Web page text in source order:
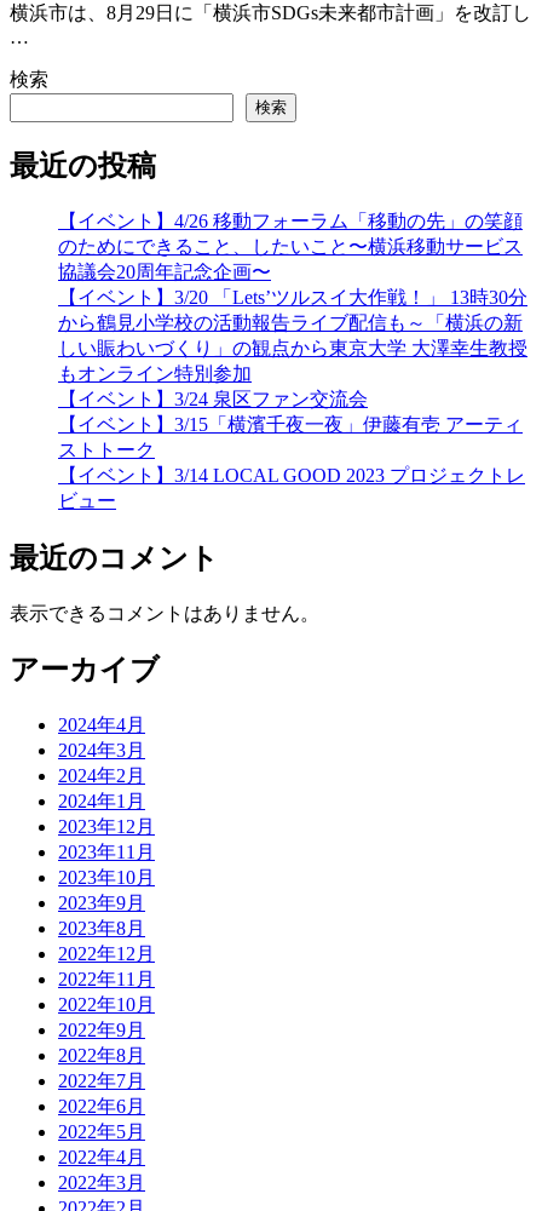
横浜市は、8月29日に「横浜市SDGs未来都市計画」を改訂し
…
検索
検索
最近の投稿
【イベント】4/26 移動フォーラム「移動の先」の笑顔
のためにできること、したいこと〜横浜移動サービス
協議会20周年記念企画〜
【イベント】3/20 「Lets’ツルスイ大作戦！」 13時30分
から鶴見小学校の活動報告ライブ配信も～「横浜の新
しい賑わいづくり」の観点から東京大学 大澤幸生教授
もオンライン特別参加
【イベント】3/24 泉区ファン交流会
【イベント】3/15「横濱千夜一夜」伊藤有壱 アーティ
ストトーク
【イベント】3/14 LOCAL GOOD 2023 プロジェクトレ
ビュー
最近のコメント
表示できるコメントはありません。
アーカイブ
2024年4月
2024年3月
2024年2月
2024年1月
2023年12月
2023年11月
2023年10月
2023年9月
2023年8月
2022年12月
2022年11月
2022年10月
2022年9月
2022年8月
2022年7月
2022年6月
2022年5月
2022年4月
2022年3月